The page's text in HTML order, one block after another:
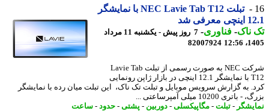
تبلت NEC Lavie Tab T12 با نمایشگر
شد
-فناوری-
7 روز پیش - یکشنبه 11 مرداد
82007924
شرکت NEC به صورت رسمی از تبلت Lavie Tab
T12 با نمایشگر 12.1 اینچی در بازار ژاپن رونمایی
به گزارش سرویس موبایل و تبلت تک ناک، این تبلت میان رده با نمایشگر
10200 میلی آمپرساعتی ...
-تبلت-مگاپیکسلی-دوربین-پشتی-حدود-ساعت